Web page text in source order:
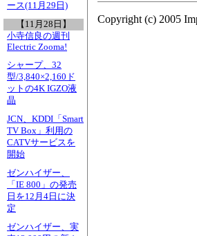
ース(11月29日)
【11月28日】
小寺信良の週刊
Electric Zooma!
シャープ、32
型/3,840×2,160ド
ットの4K IGZO液
晶
JCN、KDDI「Smart
TV Box」利用の
CATVサービスを
開始
ゼンハイザー、
「IE 800」の発売
日を12月4日に決
定
ゼンハイザー、実
Copyright (c) 2005